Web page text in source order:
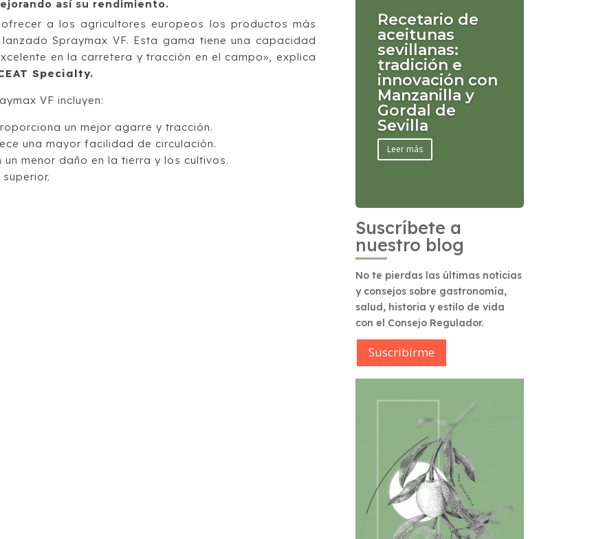
así su rendimiento.
a los agricultores europeos los productos más
Spraymax VF. Esta gama tiene una capacidad
en la carretera y tracción en el campo», explica
Specialty.
VF incluyen:
un mejor agarre y tracción.
una mayor facilidad de circulación.
menor daño en la tierra y los cultivos.
Recetario de
aceitunas
sevillanas:
tradición e
innovación con
Manzanilla y
Gordal de
Sevilla
Leer más
Suscríbete a
nuestro blog
No te pierdas las últimas noticias
y consejos sobre gastronomía,
salud, historia y estilo de vida
con el Consejo Regulador.
Suscribírme